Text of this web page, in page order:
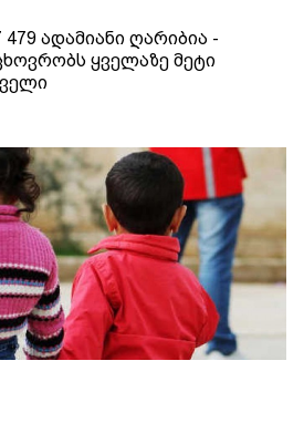
ადამიანი ღარიბია -
ყველაზე მეტი